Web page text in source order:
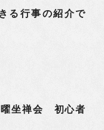
る行事の紹介で
坐禅会 初心者